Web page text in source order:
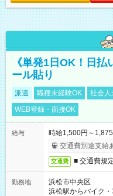
《単発1日OK！日
ール貼り
派遣 職種未経験OK 社会人
WEB登録・面接OK
給与
時給1,500円～
交通費別途支給
交通費 ■ 交通費規
勤務地
浜松市中央区
浜松駅からバイク